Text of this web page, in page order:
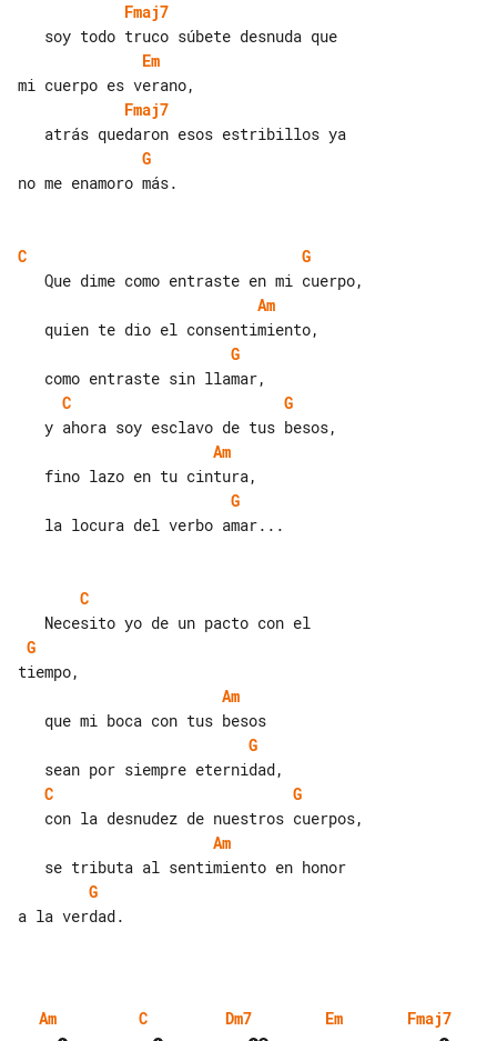
Fmaj7
Em
Fmaj7
G
no me enamoro más.
C
G
Am
G
C
G
Am
G
C
G
Am
G
C
G
Am
G
a la verdad.
Am C Dm7 Em Fmaj7